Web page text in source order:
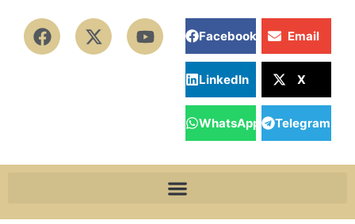
Facebook Email
LinkedIn X
WhatsApp Telegram